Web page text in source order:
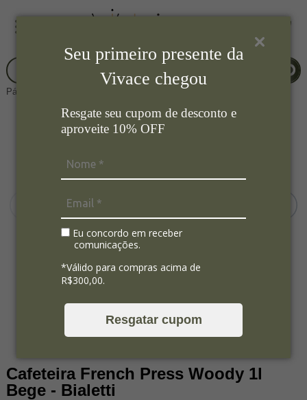
Seu primeiro presente da
Vivace chegou
Resgate seu cupom de desconto e
aproveite 10% OFF
Eu concordo em receber
comunicações.
*Válido para compras acima de
R$300,00.
Resgatar cupom
Página Inicial
Cafeteira French Press Woody 1l
Bege - Bialetti